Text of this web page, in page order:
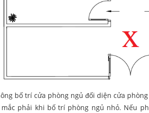
bố trí cửa phòng ngủ đối diện cửa
phải khi bố trí phòng ngủ nhỏ. Nếu